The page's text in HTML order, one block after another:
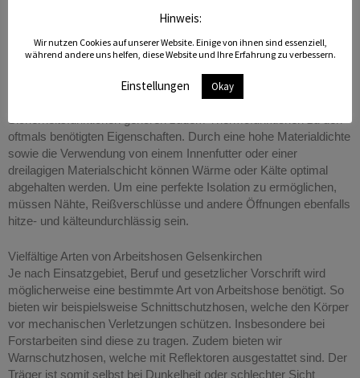
muss sich nur auf eine optimale Passform, sondern insbesondere
Arbeitshose muss den Träger in erster Linie vor sämtlichen
Eine optimale Arbeitshose minimiert das individuelle
Verletzungsrisiko so weit wie möglich. Neben den
Sicherheitsfunktionen gehören zudem Thermofunktionen zu den
oftmals benötigten Eigenschaften. Durch eine hohe Materialdichte
sowie die Verwendung von einem Innenfutter oder einer
dreilagigen Materialschicht können Wärme oder Kälte optimal
abgehalten werden. Um eine perfekte Isolation zu ermöglichen,
müssen Nähte, Reißverschlüsse und andere Öffnungen ebenfalls
hitze- und kälteundurchlässig sein.
Vielfältige Arten von Arbeitshosen Gelsenkirchen
Je nach Einsatzgebiet, Beruf und gesetzlicher Vorschrift wird
möglicherweise eine bestimmte Art von Arbeitshose benötigt. So
bieten wir beispielsweise Schnittschutzhosen, welche den Körper
vor mechanischen Verletzungen schützen. Insbesondere bei
Forstarbeiten sind diese zu tragen. Zudem bieten wir
Warnschutzhosen, welche mit Reflektoren ausgestattet sind. Der
Träger ist somit selbst bei Dunkelheit oder schlechter Sicht
Hinweis:
Wir nutzen Cookies auf unserer Website. Einige von ihnen sind essenziell,
während andere uns helfen, diese Website und Ihre Erfahrung zu verbessern.
Einstellungen Okay